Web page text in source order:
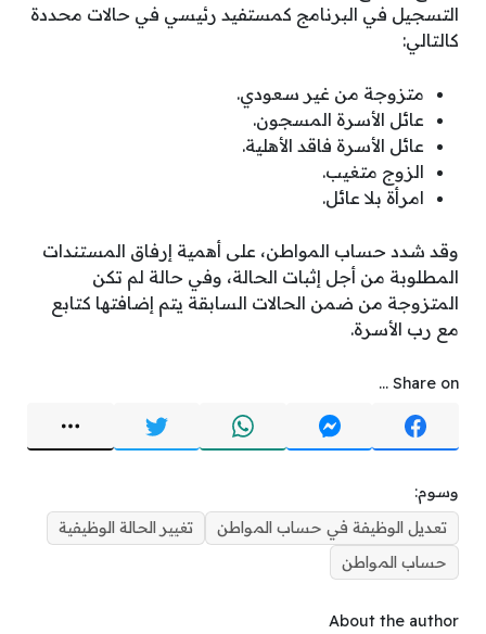
التسجيل في البرنامج كمستفيد رئيسي في حالات محددة
كالتالي:
متزوجة من غير سعودي.
عائل الأسرة المسجون.
عائل الأسرة فاقد الأهلية.
الزوج متغيب.
امرأة بلا عائل.
وقد شدد حساب المواطن، على أهمية إرفاق المستندات
المطلوبة من أجل إثبات الحالة، وفي حالة لم تكن
المتزوجة من ضمن الحالات السابقة يتم إضافتها كتابع
مع رب الأسرة.
Share on ...
وسوم:
تعديل الوظيفة في حساب المواطن
تغيير الحالة الوظيفية
حساب المواطن
About the author